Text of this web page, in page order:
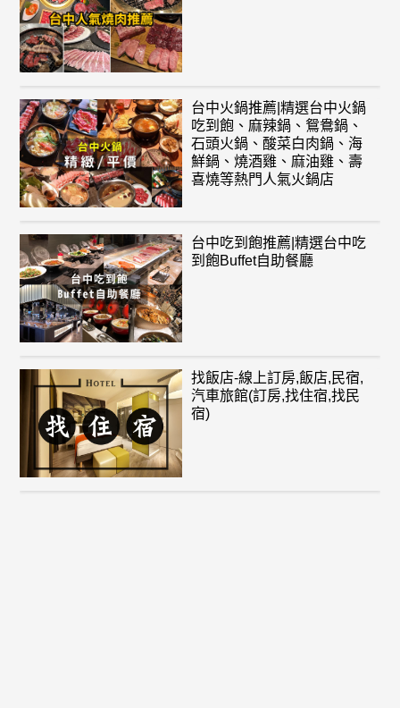
台中火鍋推薦|精選台中火鍋
吃到飽、麻辣鍋、鴛鴦鍋、
石頭火鍋、酸菜白肉鍋、海
鮮鍋、燒酒雞、麻油雞、壽
喜燒等熱門人氣火鍋店
台中吃到飽推薦|精選台中吃
到飽Buffet自助餐廳
找飯店-線上訂房,飯店,民宿,
汽車旅館(訂房,找住宿,找民
宿)